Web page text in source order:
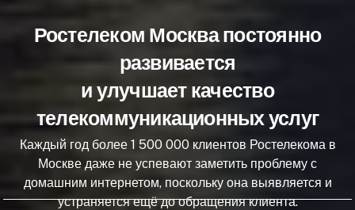
Ростелеком Москва постоянно
развивается
и улучшает качество
телекоммуникационных услуг
Каждый год более 1 500 000 клиентов Ростелекома в
Москве даже не успевают заметить проблему с
домашним интернетом, поскольку она выявляется и
устраняется ещё до обращения клиента.